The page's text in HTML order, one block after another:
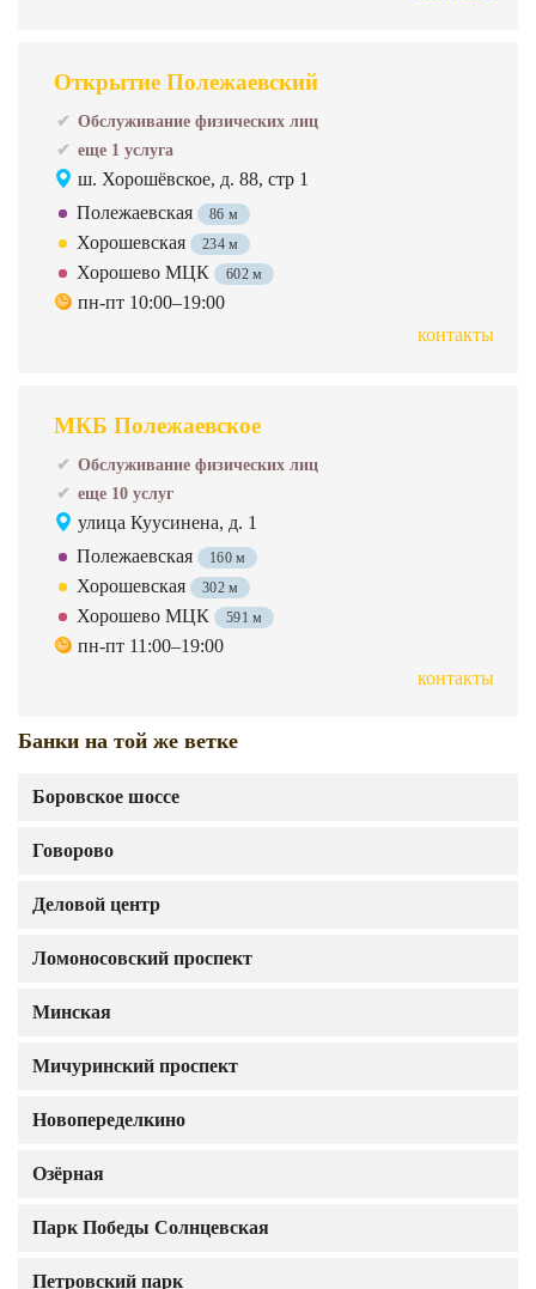
Открытие Полежаевский
Обслуживание физических лиц
еще 1 услуга
ш. Хорошёвское, д. 88, стр 1
Полежаевская
86 м
Хорошевская 234 м
Хорошево МЦК 602 м
пн-пт 10:00–19:00
контакты
МКБ Полежаевское
Обслуживание физических лиц
еще 10 услуг
улица Куусинена, д. 1
Полежаевская
160 м
Хорошевская 302 м
Хорошево МЦК 591 м
пн-пт 11:00–19:00
контакты
Банки на той же ветке
Боровское шоссе
Говорово
Деловой центр
Ломоносовский проспект
Минская
Мичуринский проспект
Новопеределкино
Озёрная
Парк Победы Солнцевская
Петровский парк